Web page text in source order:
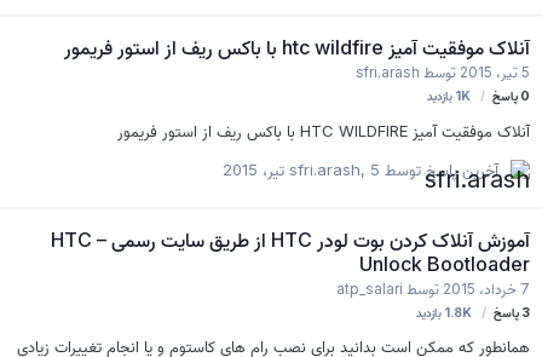
آنلاک موفقیت آمیز htc wildfire با باکس ریف از استور فریمور
5 تیر، 2015 توسطsfri.arash
0پاسخ 1K بازدید
آنلاک موفقیت آمیز HTC WILDFIRE با باکس ریف از استور فریمور
آخرین پاسخ توسط sfri.arash ,5 تیر، 2015
آموزش آنلاک کردن بوت لودر HTC از طریق سایت رسمی – HTC
Unlock Bootloader
7 خرداد، 2015 توسط atp_salari
3پاسخ 1.8Kبازدید
همانطور که ممکن است بدانید برای نصب رام های کاستوم و یا انجام تغییرات زیادی